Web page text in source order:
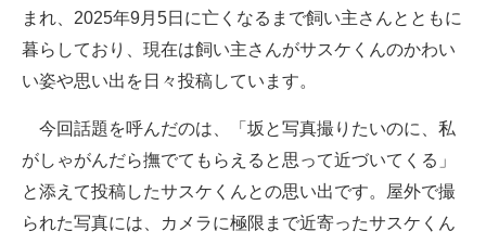
まれ、2025年9月5日に亡くなるまで飼い主さんとともに
暮らしており、現在は飼い主さんがサスケくんのかわい
い姿や思い出を日々投稿しています。
今回話題を呼んだのは、「坂と写真撮りたいのに、私
がしゃがんだら撫でてもらえると思って近づいてくる」
と添えて投稿したサスケくんとの思い出です。屋外で撮
られた写真には、カメラに極限まで近寄ったサスケくん